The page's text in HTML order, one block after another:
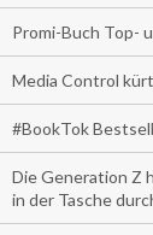
Promi-Buch Top-
Media Control
#BookTok
Die Generation Z
in der Tasche